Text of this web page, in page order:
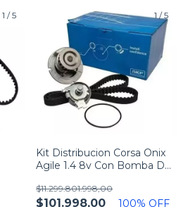
1 /5 1 /5
Kit Distribucion Corsa Onix
Agile 1.4 8v Con Bomba De
$101.998,00
$11.299.801.998,00
100% OFF